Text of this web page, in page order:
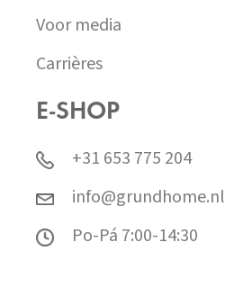
Voor media
Carrières
E-SHOP
+31 653 775 204
info@grundhome.nl
Po-Pá 7:00-14:30